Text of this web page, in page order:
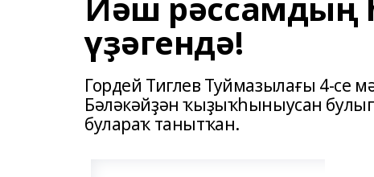
үҙәгендә!
Гордей Тиглев Туймазылағы 4-се
Бәләкәйҙән ҡыҙыҡһыныусан
булараҡ танытҡан.